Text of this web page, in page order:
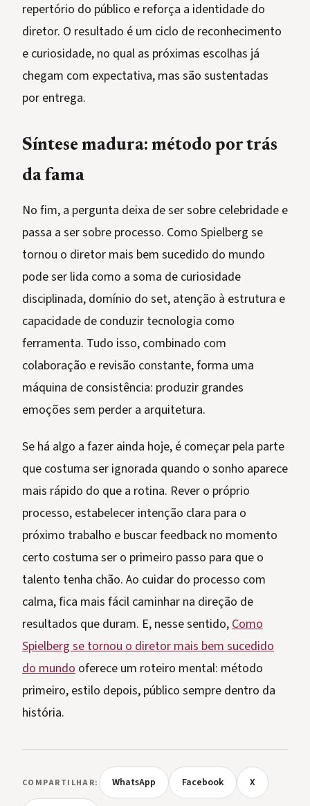
repertório do público e reforça a identidade do
diretor. O resultado é um ciclo de reconhecimento
e curiosidade, no qual as próximas escolhas já
chegam com expectativa, mas são sustentadas
por entrega.
Síntese madura: método por trás
da fama
No fim, a pergunta deixa de ser sobre celebridade e
passa a ser sobre processo. Como Spielberg se
tornou o diretor mais bem sucedido do mundo
pode ser lida como a soma de curiosidade
disciplinada, domínio do set, atenção à estrutura e
capacidade de conduzir tecnologia como
ferramenta. Tudo isso, combinado com
colaboração e revisão constante, forma uma
máquina de consistência: produzir grandes
emoções sem perder a arquitetura.
Se há algo a fazer ainda hoje, é começar pela parte
que costuma ser ignorada quando o sonho aparece
mais rápido do que a rotina. Rever o próprio
processo, estabelecer intenção clara para o
próximo trabalho e buscar feedback no momento
certo costuma ser o primeiro passo para que o
talento tenha chão. Ao cuidar do processo com
calma, fica mais fácil caminhar na direção de
resultados que duram. E, nesse sentido,Como
Spielberg se tornou o diretor mais bem sucedido
do mundo oferece um roteiro mental: método
primeiro, estilo depois, público sempre dentro da
história.
COMPARTILHAR: WhatsApp Facebook X